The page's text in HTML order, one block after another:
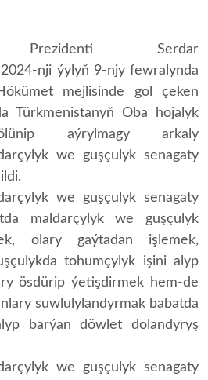
Prezidenti Serdar
nji ýylyň 9-njy fewralynda
mejlisinde gol çeken
Türkmenistanyň Oba hojalyk
aýrylmagy arkaly
we guşçulyk senagaty
we guşçulyk senagaty
maldarçylyk we guşçulyk
olary gaýtadan işlemek,
tohumçylyk işini alyp
ösdürip ýetişdirmek hem-de
suwlulylandyrmak babatda
barýan döwlet dolandyryş
we guşçulyk senagaty